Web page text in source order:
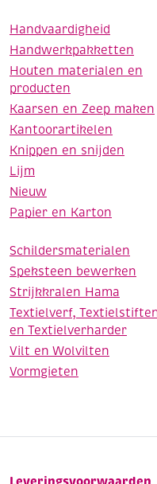
Handvaardigheid
Handwerkpakketten
Houten materialen en
producten
Kaarsen en Zeep maken
Kantoorartikelen
Knippen en snijden
Lijm
Nieuw
Papier en Karton
Schildersmaterialen
Speksteen bewerken
Strijkkralen Hama
Textielverf,
en Textielverharder
Vilt en Wolvilten
Vormgieten